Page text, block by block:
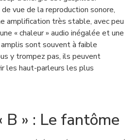
vue de la reproduction sonore,
amplification très stable, avec peu
« chaleur » audio inégalée et une
amplis sont souvent à faible
y trompez pas, ils peuvent
les haut-parleurs les plus
B » : Le fantôme